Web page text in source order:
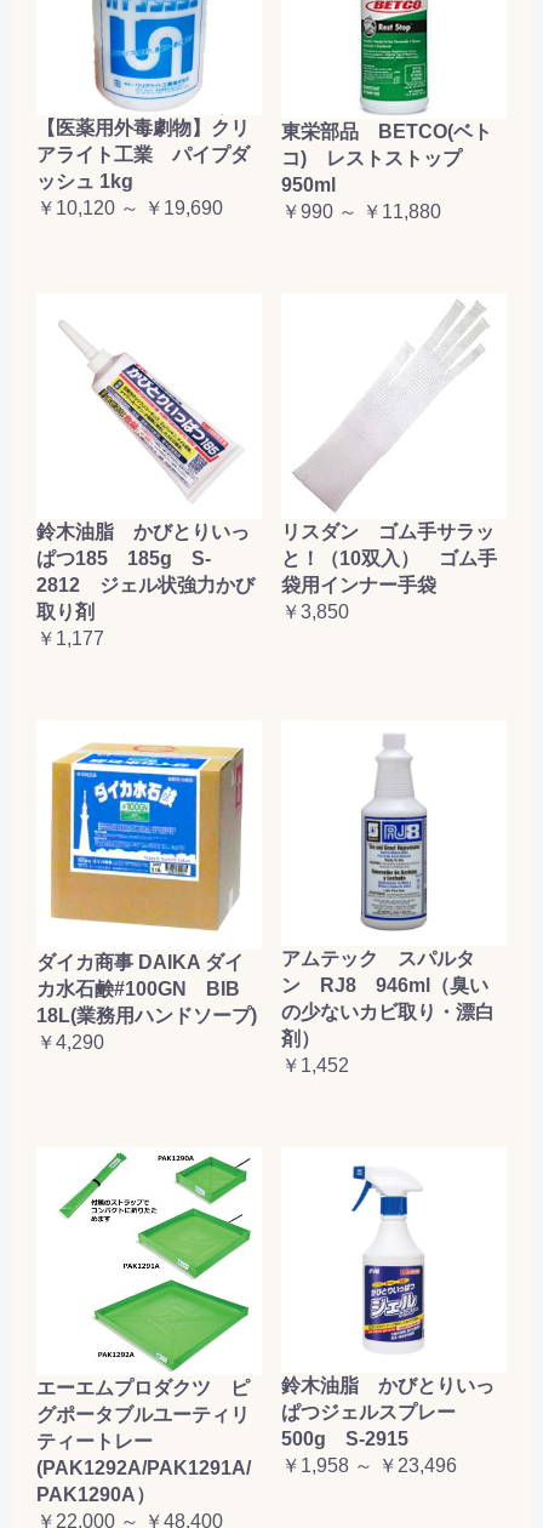
【医薬用外毒劇物】クリ
アライト工業 パイプダ
ッシュ 1kg
￥10,120 ～ ￥19,690
東栄部品 BETCO(ベト
コ) レストストップ
950ml
￥990 ～ ￥11,880
鈴木油脂 かびとりいっ
ぱつ185 185g S-
2812 ジェル状強力かび
取り剤
￥1,177
リスダン ゴム手サラッ
と！（10双入） ゴム手
袋用インナー手袋
￥3,850
ダイカ商事 DAIKA ダイ
カ水石鹸#100GN BIB
18L(業務用ハンドソープ)
￥4,290
アムテック スパルタ
ン RJ8 946ml（臭い
の少ないカビ取り・漂白
剤）
￥1,452
エーエムプロダクツ ピ
グポータブルユーティリ
ティートレー
(PAK1292A/PAK1291A/
PAK1290A）
￥22,000 ～ ￥48,400
鈴木油脂 かびとりいっ
ぱつジェルスプレー
500g S-2915
￥1,958 ～ ￥23,496